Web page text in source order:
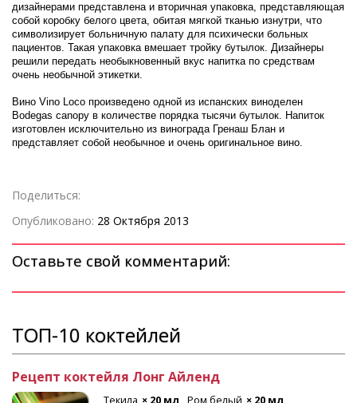
дизайнерами представлена и вторичная упаковка, представляющая
собой коробку белого цвета, обитая мягкой тканью изнутри, что
символизирует больничную палату для психически больных
пациентов. Такая упаковка вмешает тройку бутылок. Дизайнеры
решили передать необыкновенный вкус напитка по средствам
очень необычной этикетки.
Вино Vino Loco произведено одной из испанских виноделен
Bodegas canopy в количестве порядка тысячи бутылок. Напиток
изготовлен исключительно из винограда Гренаш Блан и
представляет собой необычное и очень оригинальное вино.
Поделиться:
Опубликовано: 28 Октября 2013
Оставьте свой комментарий:
ТОП-10 коктейлей
Рецепт коктейля Лонг Айленд
Текила × 20 мл Ром белый × 20 мл